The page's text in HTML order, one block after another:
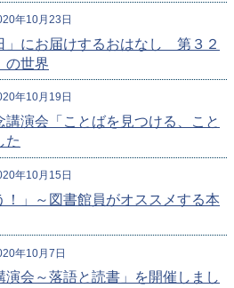
年10月23日
」にお届けするおはなし 第３２
の世界
年10月19日
演会「ことばを見つける、こと
た
年10月15日
」～図書館員がオススメする本
年10月7日
会～落語と読書」を開催しまし